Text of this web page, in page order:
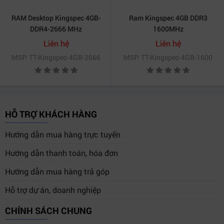
cho gaming không?
Có! Với bus 3200MHz và dung lượng 16GB, RAM
KingSpec hoàn toàn đáp ứng nhu cầu gaming nặng,
đặc biệt là các tựa game AAA.
PC, workstation. Laptop cần loại SO-DIMM khác.
3. Nên dùng 1 thanh 16GB hay 2 thanh 8GB?
Nếu mainboard hỗ trợ dual-channel, dùng 2 thanh 8GB
sẽ tối ưu hơn cho tốc độ. Tuy nhiên, 1 thanh 16GB giúp
dễ dàng nâng cấp sau này.
4. RAM KingSpec có tương thích với mainboard cũ
không?
RAM Desktop Kingspec 4GB-
DDR4-2666 MHz
Liên hệ
MSP: TT-Kingspec-4GB-2666
Ram Kingspec 4GB DDR3
1600MHz
Liên hệ
MSP: TT-Kingspec-4GB-1600
HỖ TRỢ KHÁCH HÀNG
Hướng dẫn mua hàng trực tuyến
Hướng dẫn thanh toán, hóa đơn
Hướng dẫn mua hàng trả góp
Hỗ trợ dự án, doanh nghiệp
CHÍNH SÁCH CHUNG